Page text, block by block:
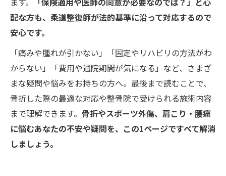
配な方も、柔道整復師が法的基準に沿って対応するので
安心です。
「痛みや腫れが引かない」「固定やリハビリの方法がわ
からない」「費用や通院期間が気になる」など、さまざ
まな疑問や悩みをお持ちの方へ。最後まで読むことで、
骨折した際の最適な対応や整骨院で受けられる施術内容
まで理解できます。 骨折やスポーツ外傷、肩こり・腰痛
に悩むあなたの不安や疑問を、この1ページですべて解消
しましょう。